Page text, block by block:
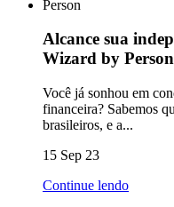
Alcance sua
Wizard by Person
Você já sonhou em
financeira? Sabemos
brasileiros, e a...
15 Sep 23
Continue lendo